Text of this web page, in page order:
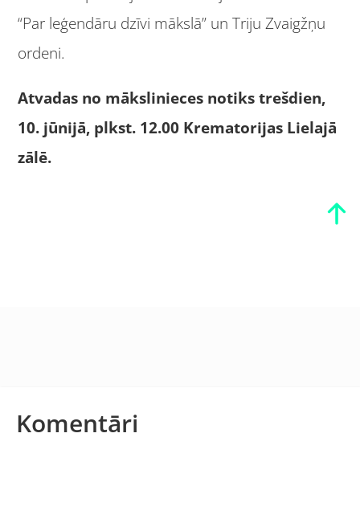
“Par leģendāru dzīvi mākslā” un Triju Zvaigžņu
ordeni.
Atvadas no mākslinieces notiks trešdien,
10. jūnijā, plkst. 12.00 Krematorijas Lielajā
zālē.
Komentāri